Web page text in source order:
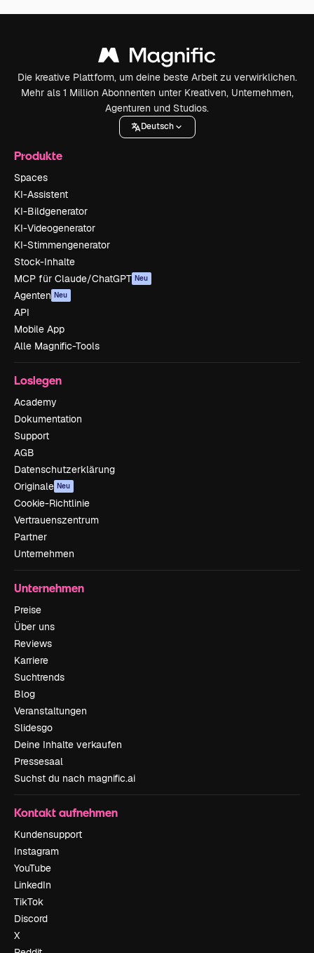
Die kreative Plattform, um deine beste Arbeit zu verwirklichen.
Mehr als 1 Million Abonnenten unter Kreativen, Unternehmen,
Agenturen und Studios.
Deutsch
Produkte
Spaces
KI-Assistent
KI-Bildgenerator
KI-Videogenerator
KI-Stimmengenerator
Stock-Inhalte
MCP für Claude/ChatGPT Neu
Agenten Neu
API
Mobile App
Alle Magnific-Tools
Loslegen
Academy
Dokumentation
Support
AGB
Datenschutzerklärung
Originale Neu
Cookie-Richtlinie
Vertrauenszentrum
Partner
Unternehmen
Unternehmen
Preise
Über uns
Reviews
Karriere
Suchtrends
Blog
Veranstaltungen
Slidesgo
Deine Inhalte verkaufen
Pressesaal
Suchst du nach magnific.ai
Kontakt aufnehmen
Kundensupport
Instagram
YouTube
LinkedIn
TikTok
Discord
X